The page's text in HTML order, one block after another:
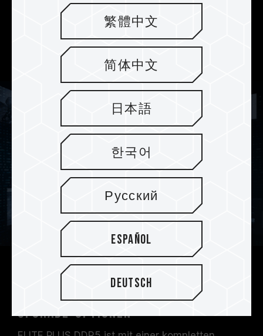
Konfiguration des Stromversorgungssystems
verbessert, die Übertragungsqualität erhöht und
die Rauschinterferenzen auf ein Minimum
Überschreiten der
Kapazitätsgrenze mit diversen
Upgrade-Optionen
繁體中文
简体中文
日本語
한국어
Русский
Español
Deutsch